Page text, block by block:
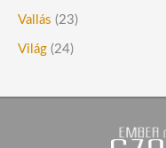
Vallás (23)
Világ (24)